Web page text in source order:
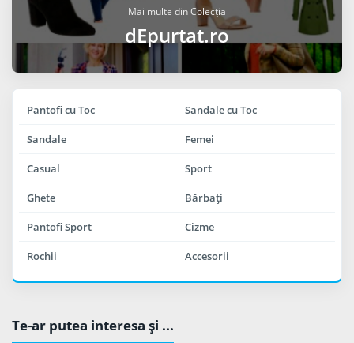
Mai multe din Colecția
dEpurtat.ro
Pantofi cu Toc Sandale cu Toc
Sandale Femei
Casual Sport
Ghete Bărbaţi
Pantofi Sport Cizme
Rochii Accesorii
Te-ar putea interesa şi ...